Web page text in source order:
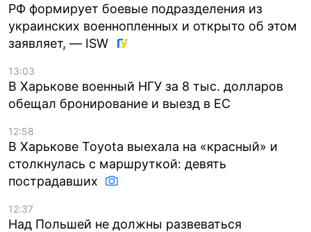
РФ формирует боевые подразделения из
украинских военнопленных и открыто об этом
заявляет, — ISW
13:03
В Харькове военный НГУ за 8 тыс. долларов
обещал бронирование и выезд в ЕС
12:58
В Харькове Toyota выехала на «красный» и
столкнулась с маршруткой: девять
пострадавших
12:37
Над Польшей не должны развеваться